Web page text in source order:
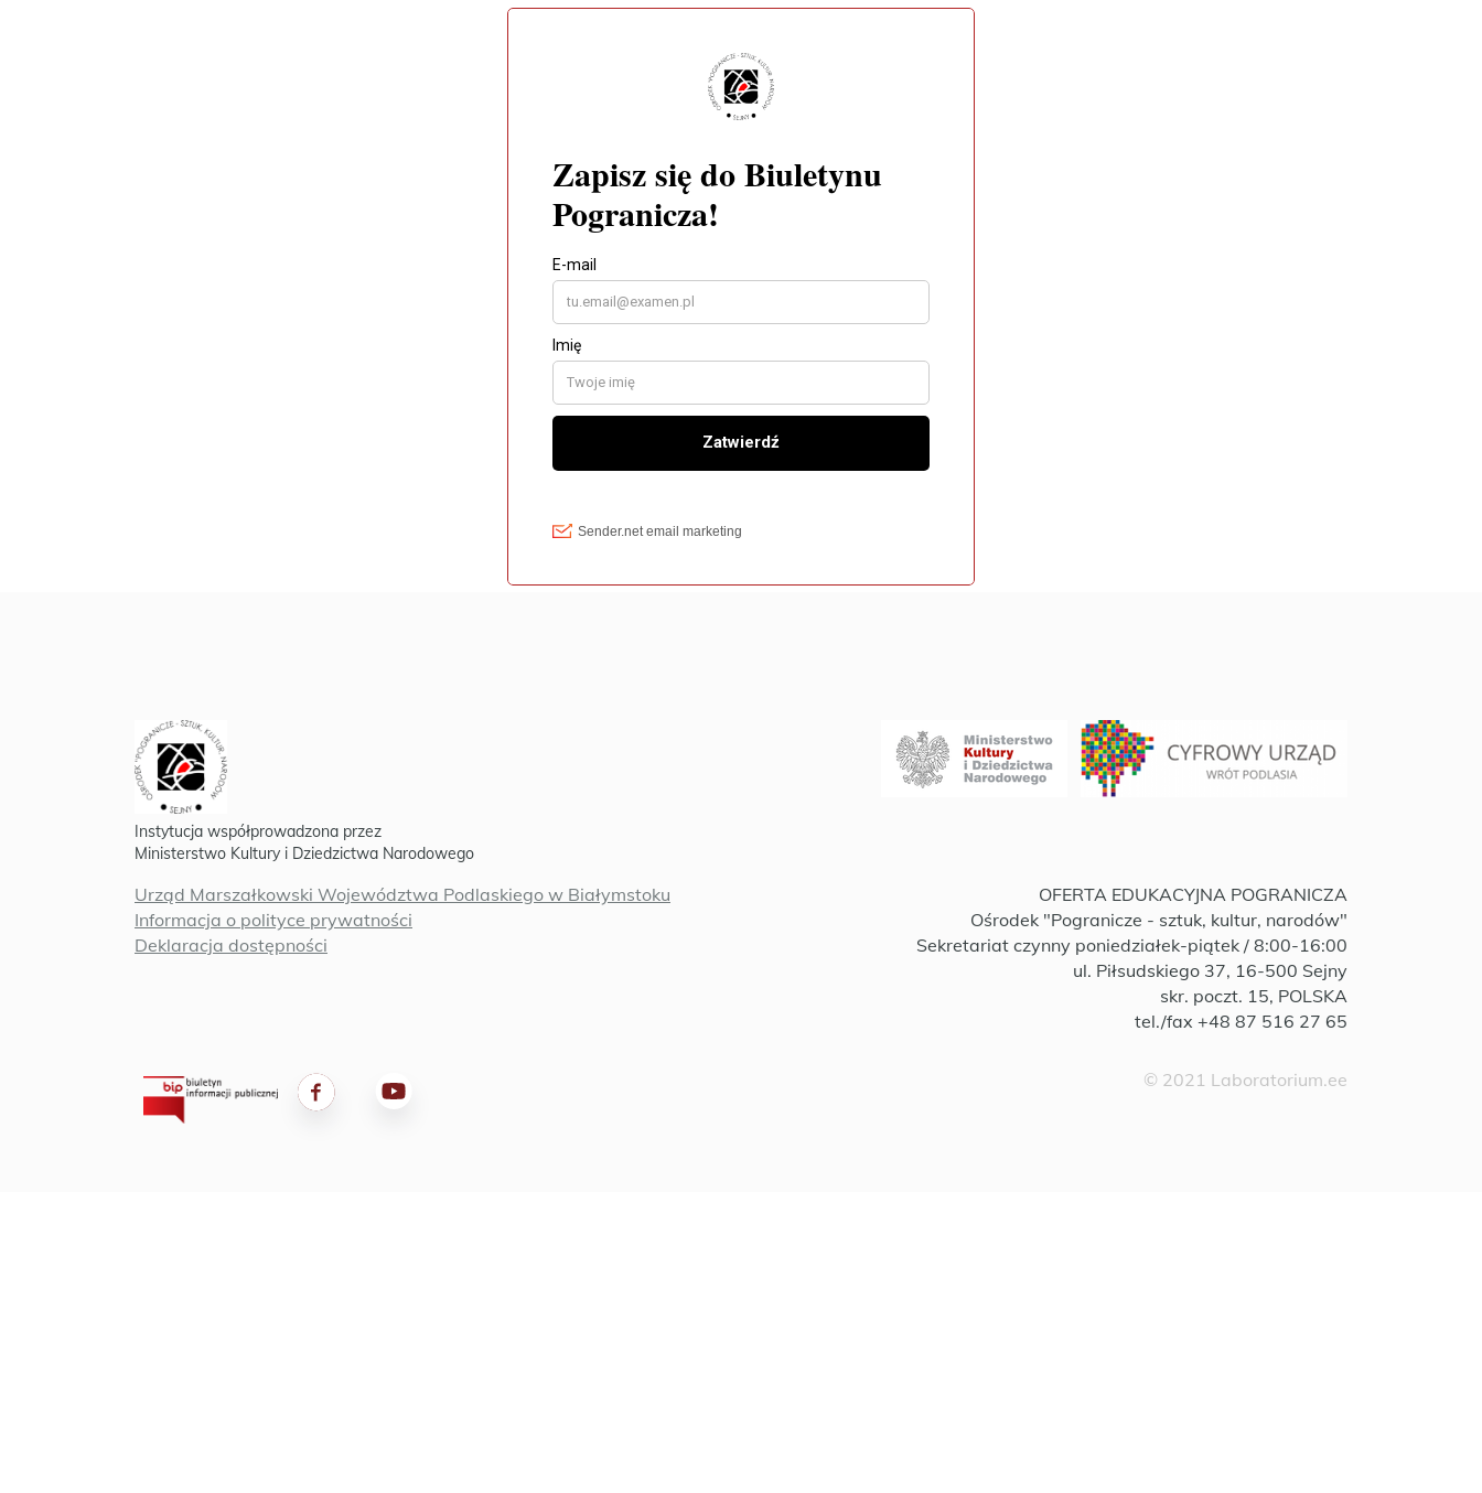
Instytucja współprowadzona przez
Ministerstwo Kultury i Dziedzictwa Narodowego
Urząd Marszałkowski Województwa Podlaskiego w Białymstoku
Informacja o polityce prywatności
Deklaracja dostępności
OFERTA EDUKACYJNA POGRANICZA
Ośrodek "Pogranicze - sztuk, kultur, narodów"
Sekretariat czynny poniedziałek-piątek / 8:00-16:00
ul. Piłsudskiego 37, 16-500 Sejny
skr. poczt. 15, POLSKA
tel./fax +48 87 516 27 65
© 2021 Laboratorium.ee